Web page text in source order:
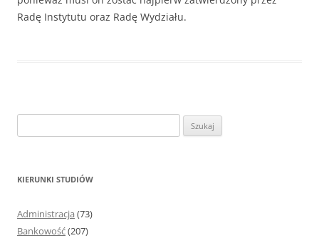
Radę Instytutu oraz Radę Wydziału.
z
KIERUNKI STUDIÓW
Administracja (73)
Bankowość(207)